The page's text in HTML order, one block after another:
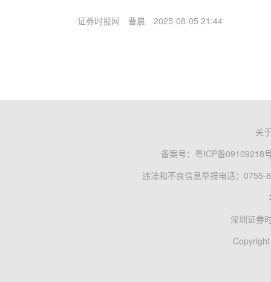
证券时报网 曹晨 2025-08-05 21:44
关
备案号： 粤ICP备09109218
违法和不良信息举报电话：0755-
深圳证券